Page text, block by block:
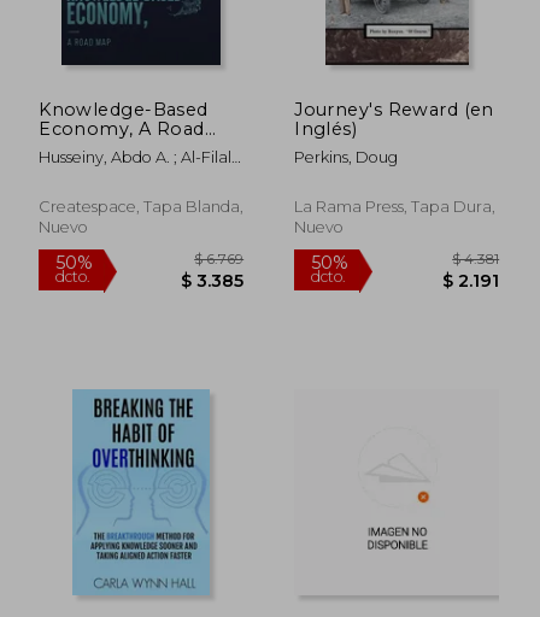
Knowledge-Based
Economy, A Road
Map (en Inglés)
Husseiny, Abdo A. ; Al-Filali,
Createspace, Tapa Blanda,
Nuevo
Journey's Reward (en
Inglés)
Perkins, Doug
La Rama Press, Tapa Dura,
Nuevo